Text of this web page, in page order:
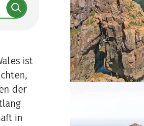
ist
der
in